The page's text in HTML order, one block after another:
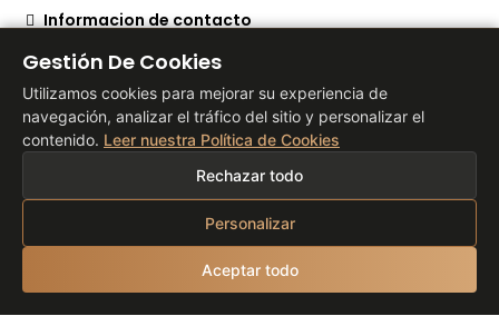
Informacion de contacto
® 2026 Vita Tienda Europa Co, S.L
Gestión De Cookies
Utilizamos cookies para mejorar su experiencia de
navegación, analizar el tráfico del sitio y personalizar el
contenido. Leer nuestra Política de Cookies
Rechazar todo
Personalizar
Aceptar todo